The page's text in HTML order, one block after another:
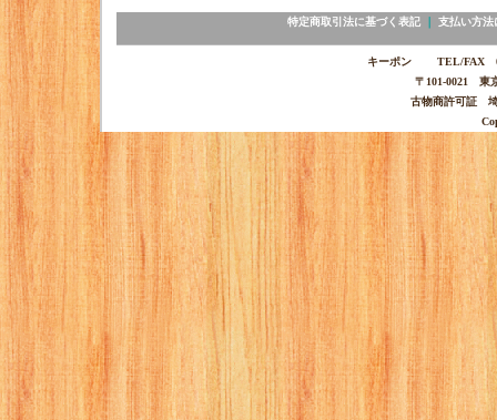
特定商取引法に基づく表記｜ 支払い方法
キーポン TEL/FAX
〒101-0021 東
古物商許可証